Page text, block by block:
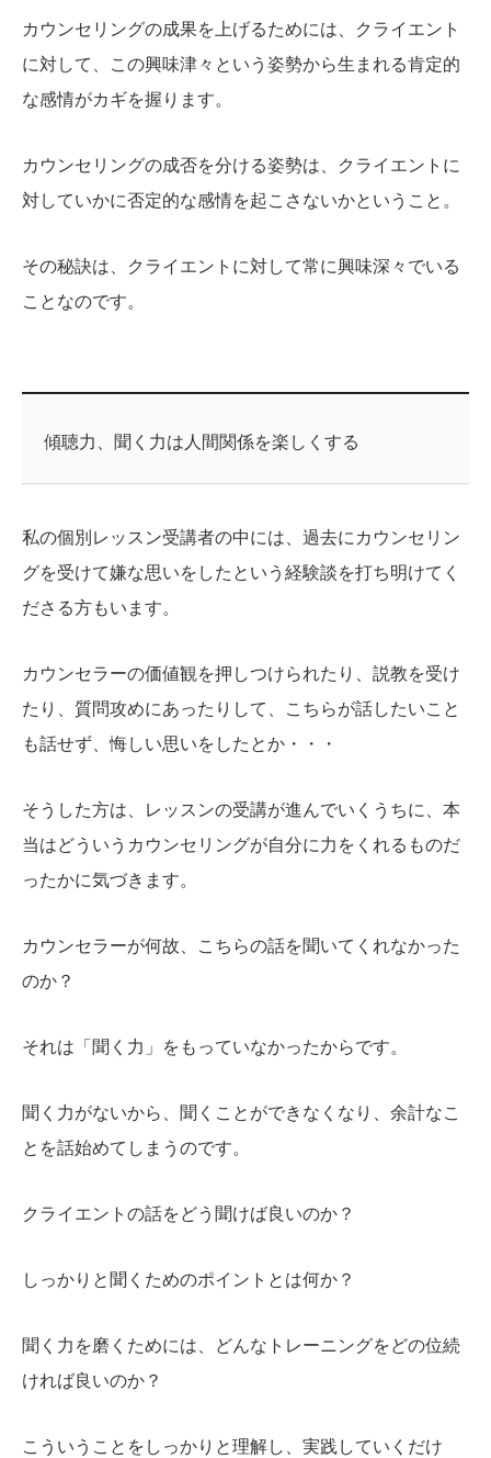
カウンセリングの成果を上げるためには、クライエント
に対して、この興味津々という姿勢から生まれる肯定的
な感情がカギを握ります。
カウンセリングの成否を分ける姿勢は、クライエントに
対していかに否定的な感情を起こさないかということ。
その秘訣は、クライエントに対して常に興味深々でいる
ことなのです。
傾聴力、聞く力は人間関係を楽しくする
私の個別レッスン受講者の中には、過去にカウンセリン
グを受けて嫌な思いをしたという経験談を打ち明けてく
ださる方もいます。
カウンセラーの価値観を押しつけられたり、説教を受け
たり、質問攻めにあったりして、こちらが話したいこと
も話せず、悔しい思いをしたとか・・・
そうした方は、レッスンの受講が進んでいくうちに、本
当はどういうカウンセリングが自分に力をくれるものだ
ったかに気づきます。
カウンセラーが何故、こちらの話を聞いてくれなかった
のか？
それは「聞く力」をもっていなかったからです。
聞く力がないから、聞くことができなくなり、余計なこ
とを話始めてしまうのです。
クライエントの話をどう聞けば良いのか？
しっかりと聞くためのポイントとは何か？
聞く力を磨くためには、どんなトレーニングをどの位続
ければ良いのか？
こういうことをしっかりと理解し、実践していくだけ